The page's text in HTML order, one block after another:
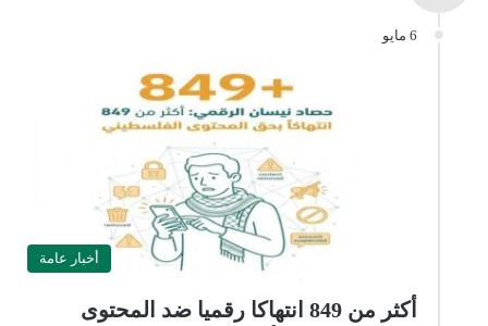
6 مايو
أخبار عامة
أكثر من 849 انتهاكا رقميا ضد المحتوى